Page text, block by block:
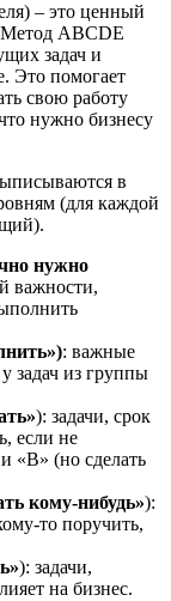
– это ценный
Метод ABCDE
задач и
Это помогает
свою работу
нужно бизнесу
в
(для каждой
нужно
важности,
: важные
задач из группы
): задачи, срок
если не
«В» (но сделать
кому-нибудь»):
то поручить,
): задачи,
на бизнес.